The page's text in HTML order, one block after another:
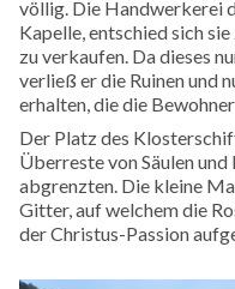
völlig. Die Handwerkerei
Kapelle, entschied sich
zu verkaufen. Da dieses
verließ er die Ruinen und
erhalten, die die
Der Platz des
Überreste von Säulen
abgrenzten. Die kleine
Gitter, auf welchem die
der Christus-Passion